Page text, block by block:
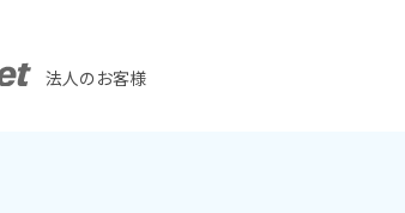
法人のお客様